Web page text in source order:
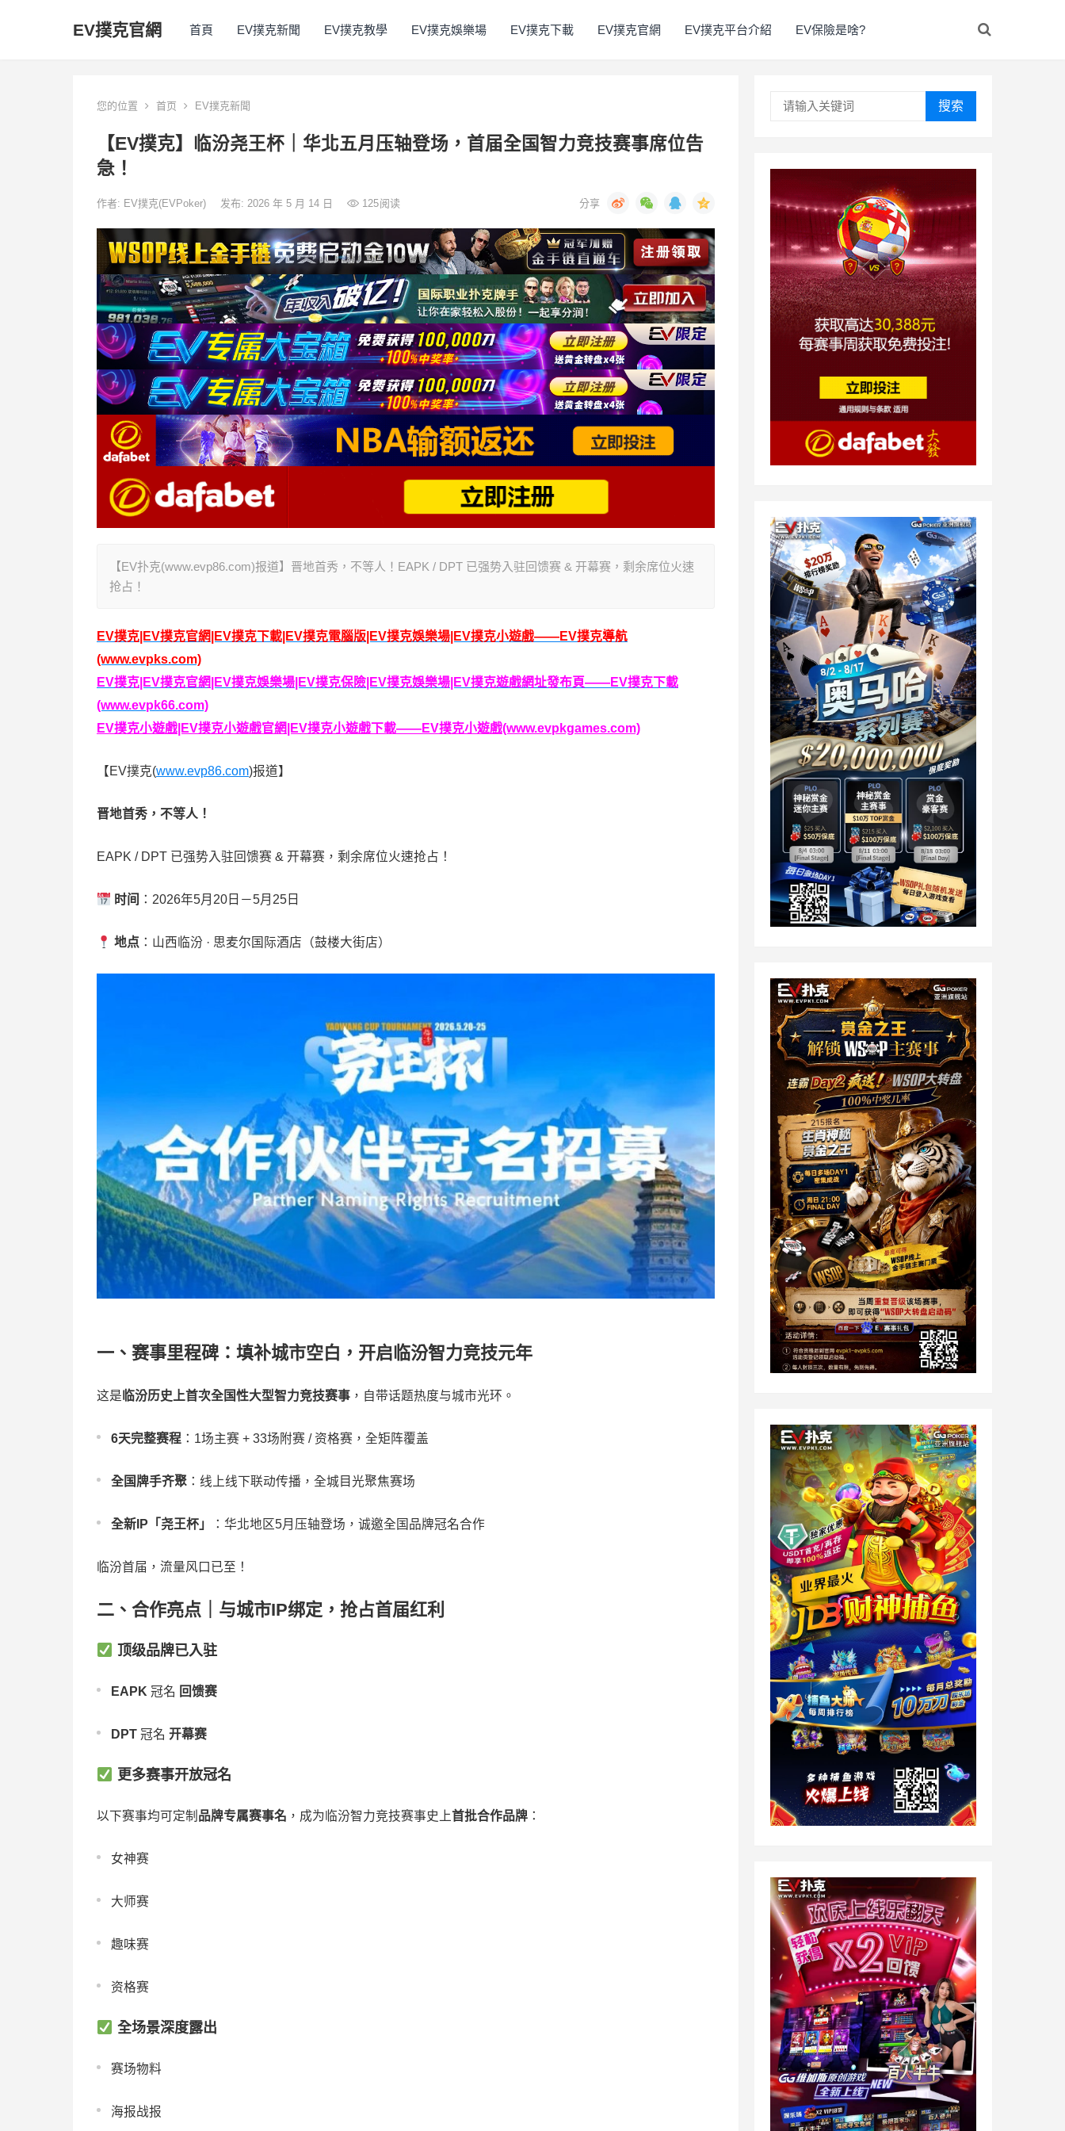
EV撲克官網 首頁 EV撲克新聞 EV撲克教學 EV撲克娛樂場 EV撲克下載 EV撲克官網 EV撲克平台介紹 EV保險是啥?
您的位置 首页 EV撲克新聞
【EV撲克】临汾尧王杯｜华北五月压轴登场，首届全国智力竞技赛事席位告
急！
作者: EV撲克(EVPoker) 发布: 2026 年 5 月 14 日 125阅读
【EV扑克(www.evp86.com)报道】晋地首秀，不等人！EAPK / DPT 已强势入驻回馈赛 & 开幕赛，剩余席位火速
抢占！
EV撲克|EV撲克官網|EV撲克下載|EV撲克電腦版|EV撲克娛樂場|EV撲克小遊戲——EV撲克導航
(www.evpks.com)
EV撲克|EV撲克官網|EV撲克娛樂場|EV撲克保險|EV撲克娛樂場|EV撲克遊戲網址發布頁——EV撲克下載
(www.evpk66.com)
EV撲克小遊戲|EV撲克小遊戲官網|EV撲克小遊戲下載——EV撲克小遊戲(www.evpkgames.com)
【EV撲克(www.evp86.com)报道】
晋地首秀，不等人！
EAPK / DPT 已强势入驻回馈赛 & 开幕赛，剩余席位火速抢占！
时间 ：2026年5月20日－5月25日
地点 ：山西临汾 · 思麦尔国际酒店（鼓楼大街店）
一、赛事里程碑：填补城市空白，开启临汾智力竞技元年
这是 临汾历史上首次全国性大型智力竞技赛事 ，自带话题热度与城市光环。
6天完整赛程 ：1场主赛 + 33场附赛 / 资格赛，全矩阵覆盖
全国牌手齐聚 ：线上线下联动传播，全城目光聚焦赛场
全新IP「尧王杯」 ：华北地区5月压轴登场，诚邀全国品牌冠名合作
临汾首届，流量风口已至！
二、合作亮点｜与城市IP绑定，抢占首届红利
顶级品牌已入驻
EAPK 冠名 回馈赛
DPT 冠名 开幕赛
更多赛事开放冠名
以下赛事均可定制 品牌专属赛事名 ，成为临汾智力竞技赛事史上首批合作品牌 ：
女神赛
大师赛
趣味赛
资格赛
全场景深度露出
赛场物料
海报战报
搜索